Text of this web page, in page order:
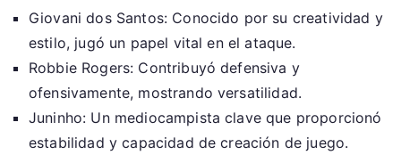
Giovani dos Santos: Conocido por su creatividad y
estilo, jugó un papel vital en el ataque.
Robbie Rogers: Contribuyó defensiva y
ofensivamente, mostrando versatilidad.
Juninho: Un mediocampista clave que proporcionó
estabilidad y capacidad de creación de juego.